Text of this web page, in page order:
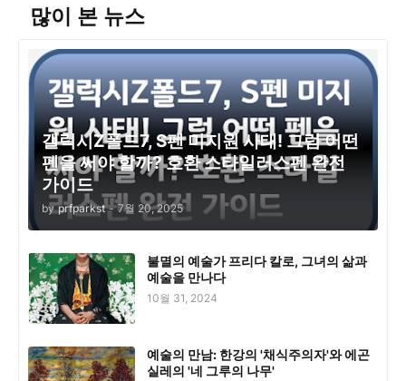
많이 본 뉴스
갤럭시Z폴드7, S펜 미지원 사태! 그럼 어떤
펜을 써야 할까? 호환 스타일러스펜 완전
가이드
by prfparkst - 7월 20, 2025
불멸의 예술가 프리다 칼로, 그녀의 삶과
예술을 만나다
10월 31, 2024
예술의 만남: 한강의 '채식주의자'와 에곤
실레의 '네 그루의 나무'